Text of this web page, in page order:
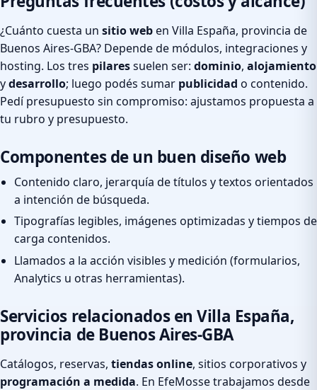
¿Cuánto cuesta un sitio weben Villa España, provincia de
Buenos Aires-GBA? Depende de módulos, integraciones y
hosting. Los tres pilaressuelen ser: dominio, alojamiento
ydesarrollo; luego podés sumar publicidad o contenido.
Pedí presupuesto sin compromiso: ajustamos propuesta a
tu rubro y presupuesto.
Componentes de un buen diseño web
Contenido claro, jerarquía de títulos y textos orientados
a intención de búsqueda.
Tipografías legibles, imágenes optimizadas y tiempos de
carga contenidos.
Llamados a la acción visibles y medición (formularios,
Analytics u otras herramientas).
Servicios relacionados en Villa España,
provincia de Buenos Aires-GBA
Catálogos, reservas, tiendas online, sitios corporativos y
programación a medida. En EfeMosse trabajamos desde